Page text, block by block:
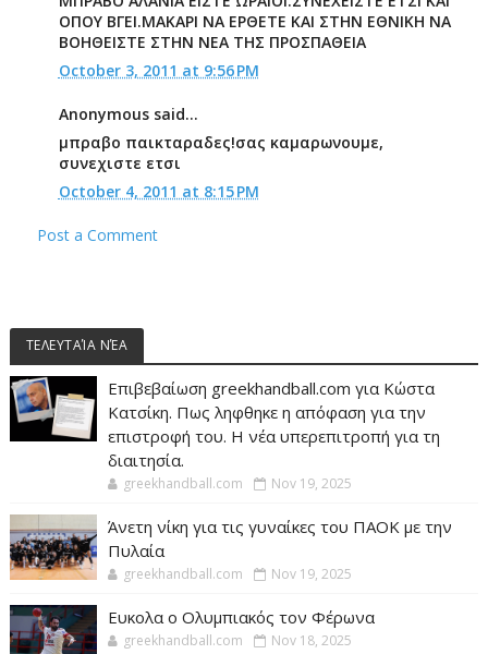
ΟΠΟΥ ΒΓΕΙ.ΜΑΚΑΡΙ ΝΑ ΕΡΘΕΤΕ ΚΑΙ ΣΤΗΝ ΕΘΝΙΚΗ ΝΑ
ΒΟΗΘΕΙΣΤΕ ΣΤΗΝ ΝΕΑ ΤΗΣ ΠΡΟΣΠΑΘΕΙΑ
October 3, 2011 at 9:56 PM
Anonymous said...
μπραβο παικταραδες!σας καμαρωνουμε,
συνεχιστε ετσι
October 4, 2011 at 8:15 PM
Post a Comment
ΤΕΛΕΥΤΑΊΑ ΝΈΑ
Επιβεβαίωση greekhandball.com για Κώστα
Κατσίκη. Πως ληφθηκε η απόφαση για την
επιστροφή του. Η νέα υπερεπιτροπή για τη
διαιτησία.
greekhandball.com Nov 19, 2025
Άνετη νίκη για τις γυναίκες του ΠΑΟΚ με την
Πυλαία
greekhandball.com Nov 19, 2025
Ευκολα ο Ολυμπιακός τον Φέρωνα
greekhandball.com Nov 18, 2025